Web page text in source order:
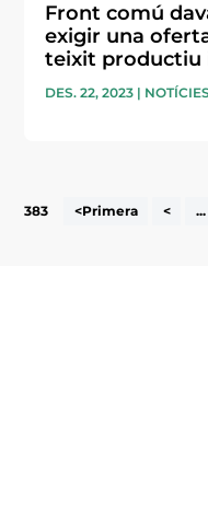
Front comú
exigir una
teixit productiu
DES. 22, 2023 | NOTÍCIES
383
<Primera < ...